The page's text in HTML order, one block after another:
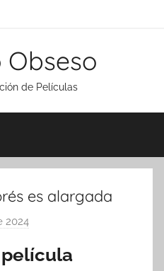
Obseso
de Películas
es alargada
2024
r